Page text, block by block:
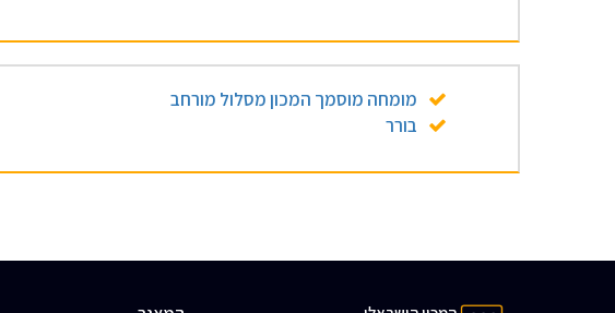
מומחה מוסמך המכון מסלול מורחב
בורר